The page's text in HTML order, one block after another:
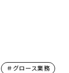
＃グロース業務